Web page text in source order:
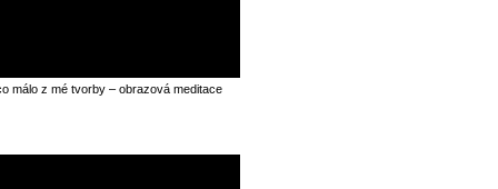
málo z mé tvorby – obrazová meditace